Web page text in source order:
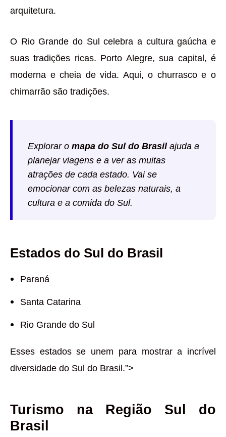
arquitetura.
O Rio Grande do Sul celebra a cultura gaúcha e
suas tradições ricas. Porto Alegre, sua capital, é
moderna e cheia de vida. Aqui, o churrasco e o
chimarrão são tradições.
Explorar o mapa do Sul do Brasilajuda a
planejar viagens e a ver as muitas
atrações de cada estado. Vai se
emocionar com as belezas naturais, a
cultura e a comida do Sul.
Estados do Sul do Brasil
Paraná
Santa Catarina
Rio Grande do Sul
Esses estados se unem para mostrar a incrível
diversidade do Sul do Brasil.”>
Turismo na Região Sul do
Brasil